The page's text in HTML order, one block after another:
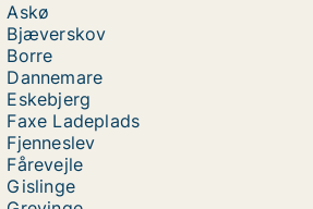
Askø
Bjæverskov
Borre
Ladeplads
Gislinge